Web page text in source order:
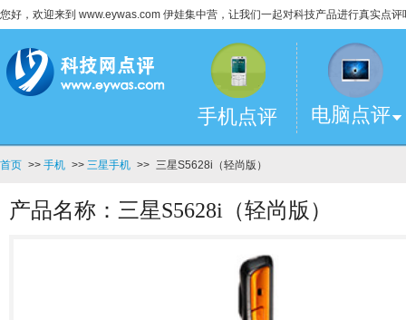
您好，欢迎来到 www.eywas.com 伊娃集中营，让我们一起对科技产品进行真实点评
手机点评 电脑点评
首页 >> 手机 >> 三星手机 >> 三星S5628i（轻尚版）
产品名称：三星S5628i（轻尚版）